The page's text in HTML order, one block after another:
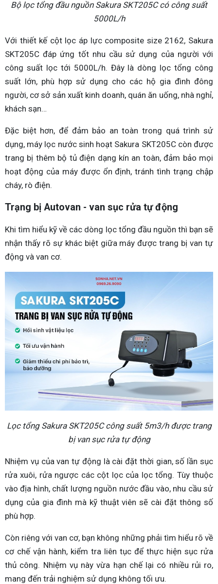
Bộ lọc tổng đầu nguồn Sakura SKT205C có công suất
5000L/h
Với thiết kế cột lọc áp lực composite size 2162, Sakura
SKT205C đáp ứng tốt nhu cầu sử dụng của người với
công suất lọc tới 5000L/h. Đây là dòng lọc tổng công
suất lớn, phù hợp sử dụng cho các hộ gia đình đông
người, cơ sở sản xuất kinh doanh, quán ăn uống, nhà nghỉ,
khách sạn…
Đặc biệt hơn, để đảm bảo an toàn trong quá trình sử
dụng, máy lọc nước sinh hoạt Sakura SKT205C còn được
trang bị thêm bộ tủ điện dạng kín an toàn, đảm bảo mọi
hoạt động của máy được ổn định, tránh tình trạng chập
cháy, rò điện.
Trạng bị Autovan - van sục rửa tự động
Khi tìm hiểu kỹ về các dòng lọc tổng đầu nguồn thì bạn sẽ
nhận thấy rõ sự khác biệt giữa máy được trang bị van tự
động và van cơ.
Lọc tổng Sakura SKT205C công suất 5m3/h được trang
bị van sục rửa tự động
Nhiệm vụ của van tự động là cài đặt thời gian, số lần sục
rửa xuôi, rửa ngược các cột lọc của lọc tổng. Tùy thuộc
vào địa hình, chất lượng nguồn nước đầu vào, nhu cầu sử
dụng của gia đình mà kỹ thuật viên sẽ cài đặt thông số
phù hợp.
Còn riêng với van cơ, bạn không những phải tìm hiểu rõ về
cơ chế vận hành, kiểm tra liên tục để thực hiện sục rửa
thủ công. Nhiệm vụ này vừa hạn chế lại có nhiều rủi ro,
mang đến trải nghiệm sử dụng không tối ưu.